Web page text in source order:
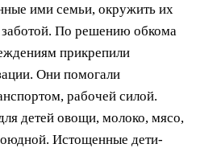
ими семьи, окружить их
По решению обкома
прикрепили
Они помогали
рабочей силой.
детей овощи, молоко, мясо,
Истощенные дети-